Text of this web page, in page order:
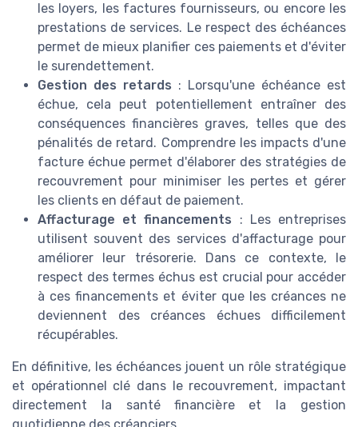
les loyers, les factures fournisseurs, ou encore les
prestations de services. Le respect des échéances
permet de mieux planifier ces paiements et d'éviter
le surendettement.
Gestion des retards : Lorsqu'une échéance est
échue, cela peut potentiellement entraîner des
conséquences financières graves, telles que des
pénalités de retard. Comprendre les impacts d'une
facture échue permet d'élaborer des stratégies de
recouvrement pour minimiser les pertes et gérer
les clients en défaut de paiement.
Affacturage et financements : Les entreprises
utilisent souvent des services d'affacturage pour
améliorer leur trésorerie. Dans ce contexte, le
respect des termes échus est crucial pour accéder
à ces financements et éviter que les créances ne
deviennent des créances échues difficilement
récupérables.
En définitive, les échéances jouent un rôle stratégique
et opérationnel clé dans le recouvrement, impactant
directement la santé financière et la gestion